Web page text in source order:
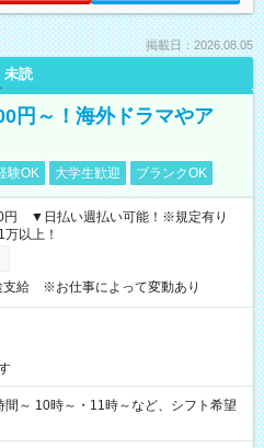
掲載日：2026.08.05
未読
円～！海外ドラマやア
験OK 大学生歓迎 ブランクOK
円 ▼日払い週払い可能！※規定有り
以上！
支給 ※お仕事によって変動あり
～ 10時～・11時～など、シフト希望